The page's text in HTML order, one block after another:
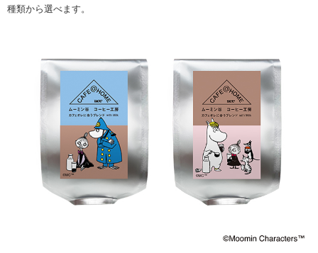
種類から選べます。